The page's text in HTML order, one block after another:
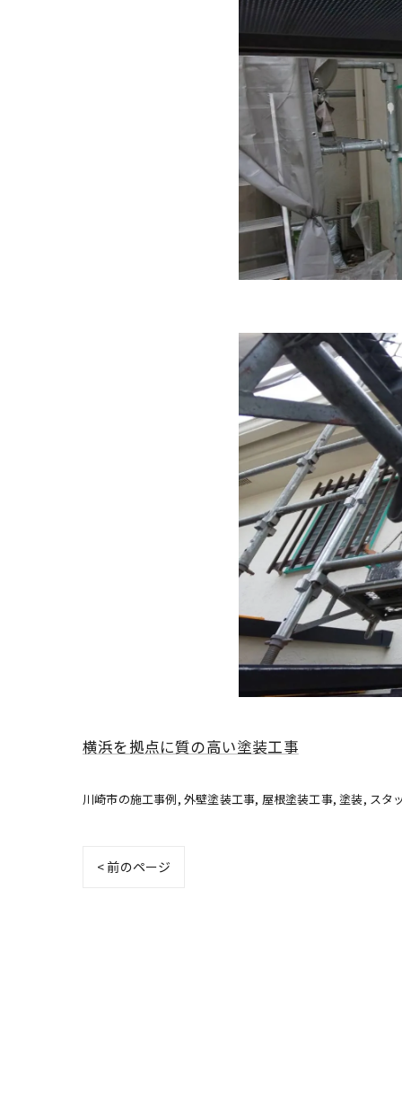
横浜を拠点に質の高い塗装工事
川崎市の施工事例 外壁塗装工事 屋根塗装工事 塗装 スタ
< 前のページ